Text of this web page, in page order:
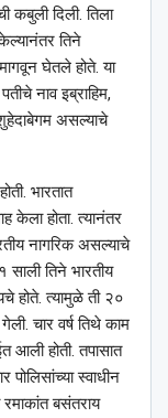
कबुली दिली. तिला
तिने
घेतले होते. या
नाव इब्राहिम,
असल्याचे
भारतात
केला होता. त्यानंतर
नागरिक असल्याचे
तिने भारतीय
होते. त्यामुळे ती २०
चार वर्ष तिथे काम
आली होती. तपासात
पोलिसांच्या स्वाधीन
बसंतराय